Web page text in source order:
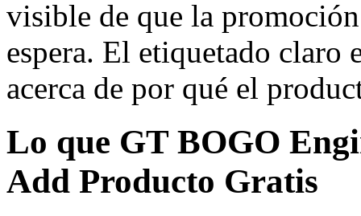
visible de que la
espera. El etiquetado
acerca de por qué el
Lo que GT BOGO
Add Producto Gratis